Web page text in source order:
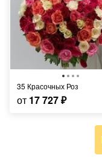
35 Красочных Роз
от 17 727₽